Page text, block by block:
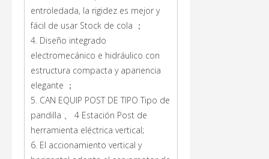
entroledada, la rigidez es mejor y
fácil de usar Stock de cola ；
4. Diseño integrado
electromecánico e hidráulico con
estructura compacta y apariencia
elegante ；
5. CAN EQUIP POST DE TIPO Tipo de
pandilla 、 4 Estación Post de
herramienta eléctrica vertical;
6. El accionamiento vertical y